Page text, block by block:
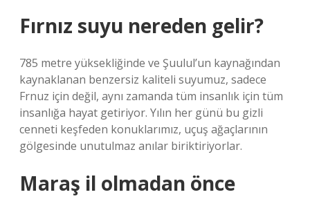
Fırnız suyu nereden gelir?
785 metre yüksekliğinde ve Şuulul’un kaynağından
kaynaklanan benzersiz kaliteli suyumuz, sadece
Frnuz için değil, aynı zamanda tüm insanlık için tüm
insanlığa hayat getiriyor. Yılın her günü bu gizli
cenneti keşfeden konuklarımız, uçuş ağaçlarının
gölgesinde unutulmaz anılar biriktiriyorlar.
Maraş il olmadan önce